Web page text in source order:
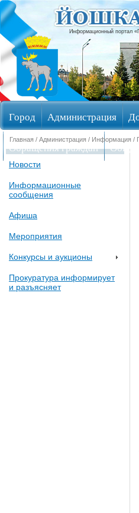
Информационный портал
Город Администрация
Обращения граждан
Главная / Администрация / Информация /
Новости
Информационные
сообщения
Афиша
Мероприятия
Конкурсы и аукционы
Прокуратура информирует
и разъясняет